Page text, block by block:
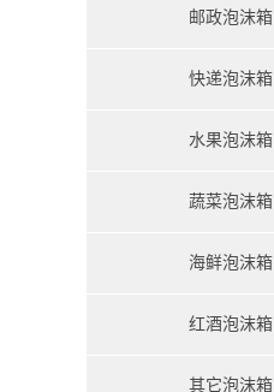
邮政泡沫箱
快递泡沫箱
水果泡沫箱
蔬菜泡沫箱
海鲜泡沫箱
红酒泡沫箱
其它泡沫箱